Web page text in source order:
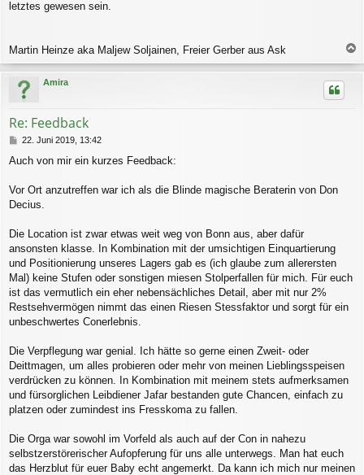
letztes gewesen sein.
Martin Heinze aka Maljew Soljainen, Freier Gerber aus Ask
c
Amira
Re: Feedback
B
i
r
22. Juni 2019, 13:42
Auch von mir ein kurzes Feedback:
Vor Ort anzutreffen war ich als die Blinde magische Beraterin von Don
Decius.
Die Location ist zwar etwas weit weg von Bonn aus, aber dafür
ansonsten klasse. In Kombination mit der umsichtigen Einquartierung
und Positionierung unseres Lagers gab es (ich glaube zum allerersten
Mal) keine Stufen oder sonstigen miesen Stolperfallen für mich. Für euch
ist das vermutlich ein eher nebensächliches Detail, aber mit nur 2%
Restsehvermögen nimmt das einen Riesen Stessfaktor und sorgt für ein
unbeschwertes Conerlebnis.
Die Verpflegung war genial. Ich hätte so gerne einen Zweit- oder
Deittmagen, um alles probieren oder mehr von meinen Lieblingsspeisen
verdrücken zu können. In Kombination mit meinem stets aufmerksamen
und fürsorglichen Leibdiener Jafar bestanden gute Chancen, einfach zu
platzen oder zumindest ins Fresskoma zu fallen.
Die Orga war sowohl im Vorfeld als auch auf der Con in nahezu
selbstzerstörerischer Aufopferung für uns alle unterwegs. Man hat euch
das Herzblut für euer Baby echt angemerkt. Da kann ich mich nur meinen